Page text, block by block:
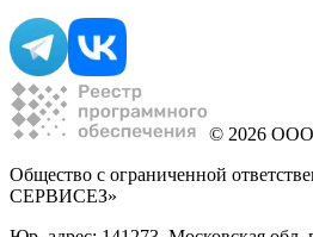
© 2026
Общество с ограниченной
СЕРВИСЕЗ»